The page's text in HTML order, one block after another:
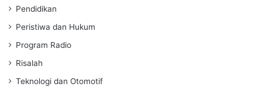
Pendidikan
Peristiwa dan Hukum
Program Radio
Risalah
Teknologi dan Otomotif